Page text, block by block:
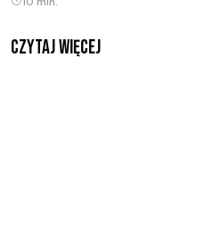
czytaj więcej